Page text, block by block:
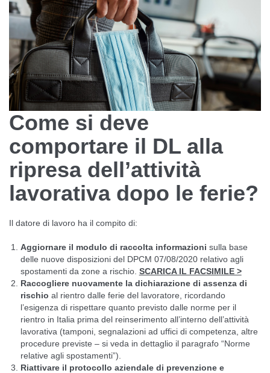
Come si deve
comportare il DL alla
ripresa dell’attività
lavorativa dopo le ferie?
Il datore di lavoro ha il compito di:
Aggiornare il modulo di raccolta informazioni sulla base
delle nuove disposizioni del DPCM 07/08/2020 relativo agli
spostamenti da zone a rischio. SCARICA IL FACSIMILE >
Raccogliere nuovamente la dichiarazione di assenza di
rischio al rientro dalle ferie del lavoratore, ricordando
l’esigenza di rispettare quanto previsto dalle norme per il
rientro in Italia prima del reinserimento all’interno dell’attività
lavorativa (tamponi, segnalazioni ad uffici di competenza, altre
procedure previste – si veda in dettaglio il paragrafo “Norme
relative agli spostamenti”).
Riattivare il protocollo aziendale di prevenzione e